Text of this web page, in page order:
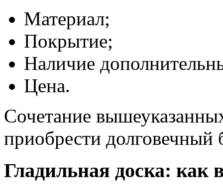
Материал;
Покрытие;
Наличие
Цена.
Сочетание
приобрести долговечный
Гладильная доска: как